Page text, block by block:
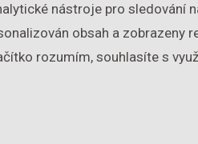
2020 ©
vás na případné drobné
nástroje pro sledování
obsah a zobrazeny
rozumím, souhlasíte s